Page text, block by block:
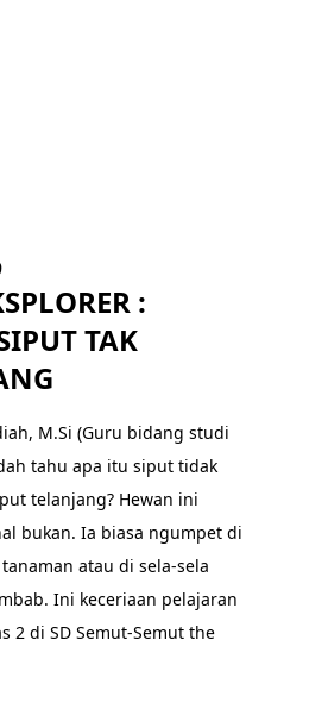
:
TAK
M.Si (Guru bidang studi
tahu apa itu siput tidak
telanjang? Hewan ini
bukan. Ia biasa ngumpet di
atau di sela-sela
Ini keceriaan pelajaran
2 di SD Semut-Semut the